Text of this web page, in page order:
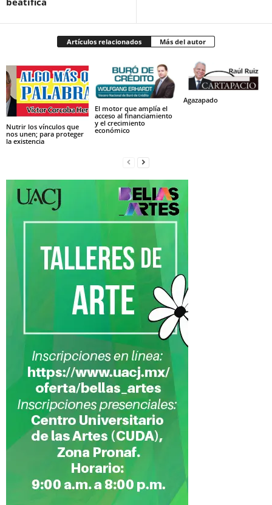
Artículos relacionados Más del autor
Nutrir los vínculos que
nos unen; para proteger
la existencia
El motor que amplía el
acceso al financiamiento
y el crecimiento
económico
Agazapado